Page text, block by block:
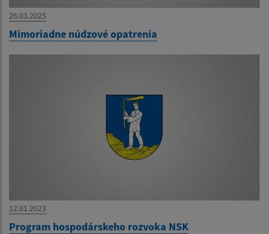
26.03.2025
Mimoriadne núdzové opatrenia
12.01.2023
Program hospodárskeho rozvoka NSK